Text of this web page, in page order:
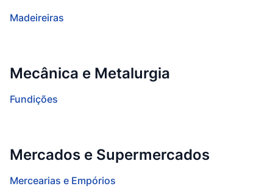
Madeireiras
Mecânica e Metalurgia
Fundições
Mercados e Supermercados
Mercearias e Empórios